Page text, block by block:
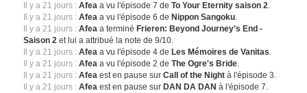
Il y a 21 jours : Afea a vu l'épisode 7 deTo Your Eternity saison 2.
Il y a 21 jours : Afea a vu l'épisode 6 de Nippon Sangoku.
Il y a 21 jours : Afea a terminé Frieren: Beyond Journey’s End -
Saison 2 et lui a attribué la note de 9/10.
Il y a 21 jours : Afea a vu l'épisode 4 de Les Mémoires de Vanitas.
Il y a 21 jours : Afea a vu l'épisode 2 deThe Ogre's Bride.
Il y a 21 jours : Afea est en pause surCall of the Night à l'épisode 3.
Il y a 21 jours : Afea est en pause sur DAN DA DAN à l'épisode 7.